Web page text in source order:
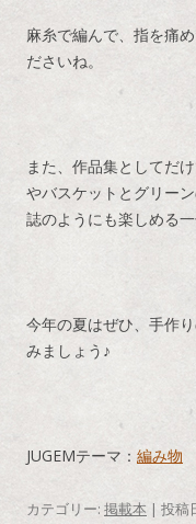
麻糸で編んで、指を痛
ださいね。
また、作品集としてだ
やバスケットとグリー
誌のようにも楽しめる一
今年の夏はぜひ、手作
みましょう♪
JUGEMテーマ： 編み物
カテゴリー: 掲載本 | 投稿